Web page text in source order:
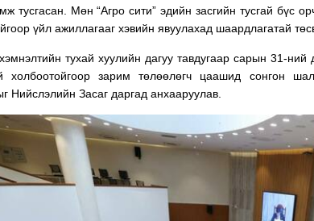
тусгасан. Мөн “Агро сити” эдийн засгийн тусгай бүс
үйл ажиллагааг хэвийн явуулахад шаардлагатай
тухай хуулийн дагуу тавдугаар сарын 31-ний
холбоотойгоор зарим төлөөлөгч цаашид сонгон
Нийслэлийн Засаг даргад анхааруулав.